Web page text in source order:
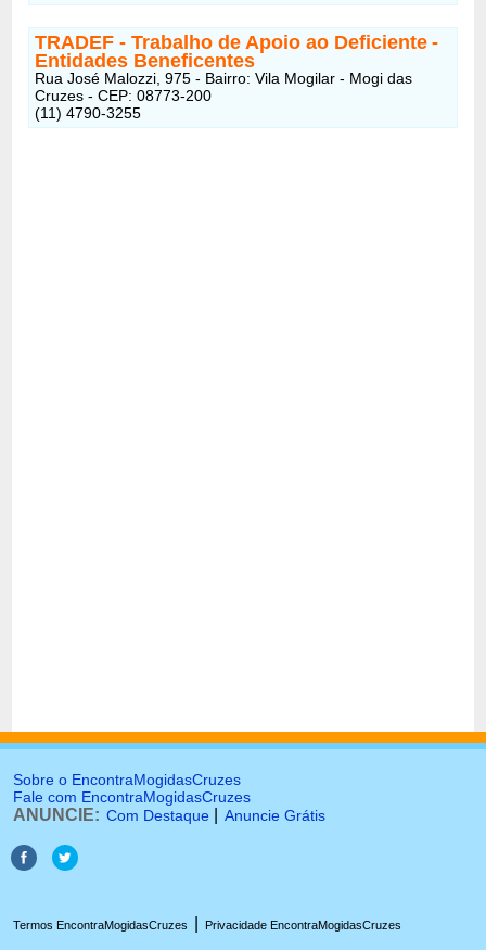
TRADEF - Trabalho de Apoio ao Deficiente -
Entidades Beneficentes
Rua José Malozzi, 975 - Bairro: Vila Mogilar - Mogi das
Cruzes - CEP: 08773-200
(11) 4790-3255
Sobre o EncontraMogidasCruzes
Fale com EncontraMogidasCruzes
ANUNCIE: Com Destaque Anuncie Grátis
Termos EncontraMogidasCruzes Privacidade EncontraMogidasCruzes